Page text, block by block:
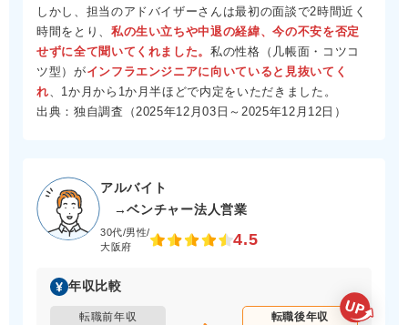
しかし、担当のアドバイザーさんは最初の面談で2時間近く
時間をとり、 私の生い立ちや中退の経緯、今の不安を否定
せずに全て聞いてくれました。私の性格（几帳面・コツコ
ツ型）がインフラエンジニアに向いていると見抜いてく
れ、1か月から1か月半ほどで内定をいただきました。
出典：独自調査（2025年12月03日～2025年12月12日）
アルバイト
→ベンチャー法人営業
30代/男性/
大阪府
4.5
年収比較
転職前年収 転職後年収